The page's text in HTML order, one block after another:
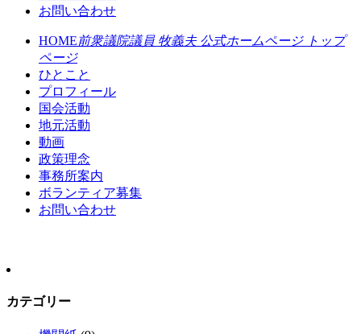
お問い合わせ
HOME前衆議院議員 牧義夫 公式ホームページ トップ
ページ
ひとこと
プロフィール
国会活動
地元活動
動画
政策理念
事務所案内
ボランティア募集
お問い合わせ
カテゴリー